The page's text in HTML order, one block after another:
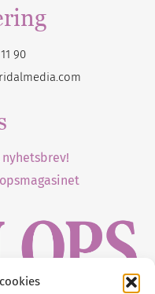
90
nyhetsbrev!